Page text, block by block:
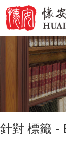
針對 標籤 -